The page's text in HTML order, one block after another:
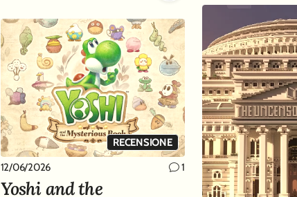
RECENSIONE
12/06/2026 1
Yoshi and the